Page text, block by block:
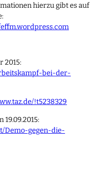
hierzu gibt es auf
2015:
bei-der-
!t5238329
Demo-gegen-die-